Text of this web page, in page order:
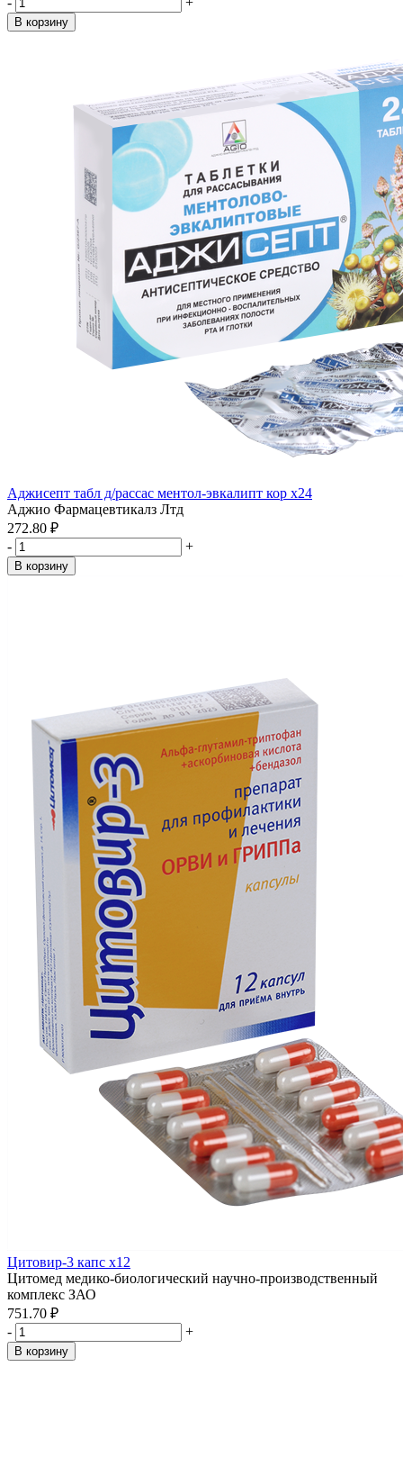
В корзину
Аджисепт табл д/рассас ментол-эвкалипт кор x24
Аджио Фармацевтикалз Лтд
272.80 ₽
-
+
В корзину
Цитовир-3 капс x12
Цитомед медико-биологический научно-производственный
комплекс ЗАО
751.70 ₽
-
+
В корзину